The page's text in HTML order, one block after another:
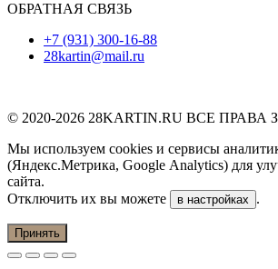
ОБРАТНАЯ СВЯЗЬ
+7 (931) 300-16-88
28kartin@mail.ru
© 2020-2026 28KARTIN.RU ВСЕ
Мы используем cookies и сервисы
(Яндекс.Метрика, Google Analytics) для
сайта.
Отключить их вы можете
в настройках .
Принять